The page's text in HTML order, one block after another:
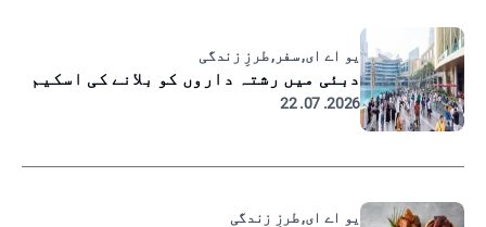
یو اے ای, سفر, طرزِ زندگی
دبئی میں رشتہ داروں کو بلانے کی اسکیم
2026. 07. 22
یو اے ای, طرزِ زندگی